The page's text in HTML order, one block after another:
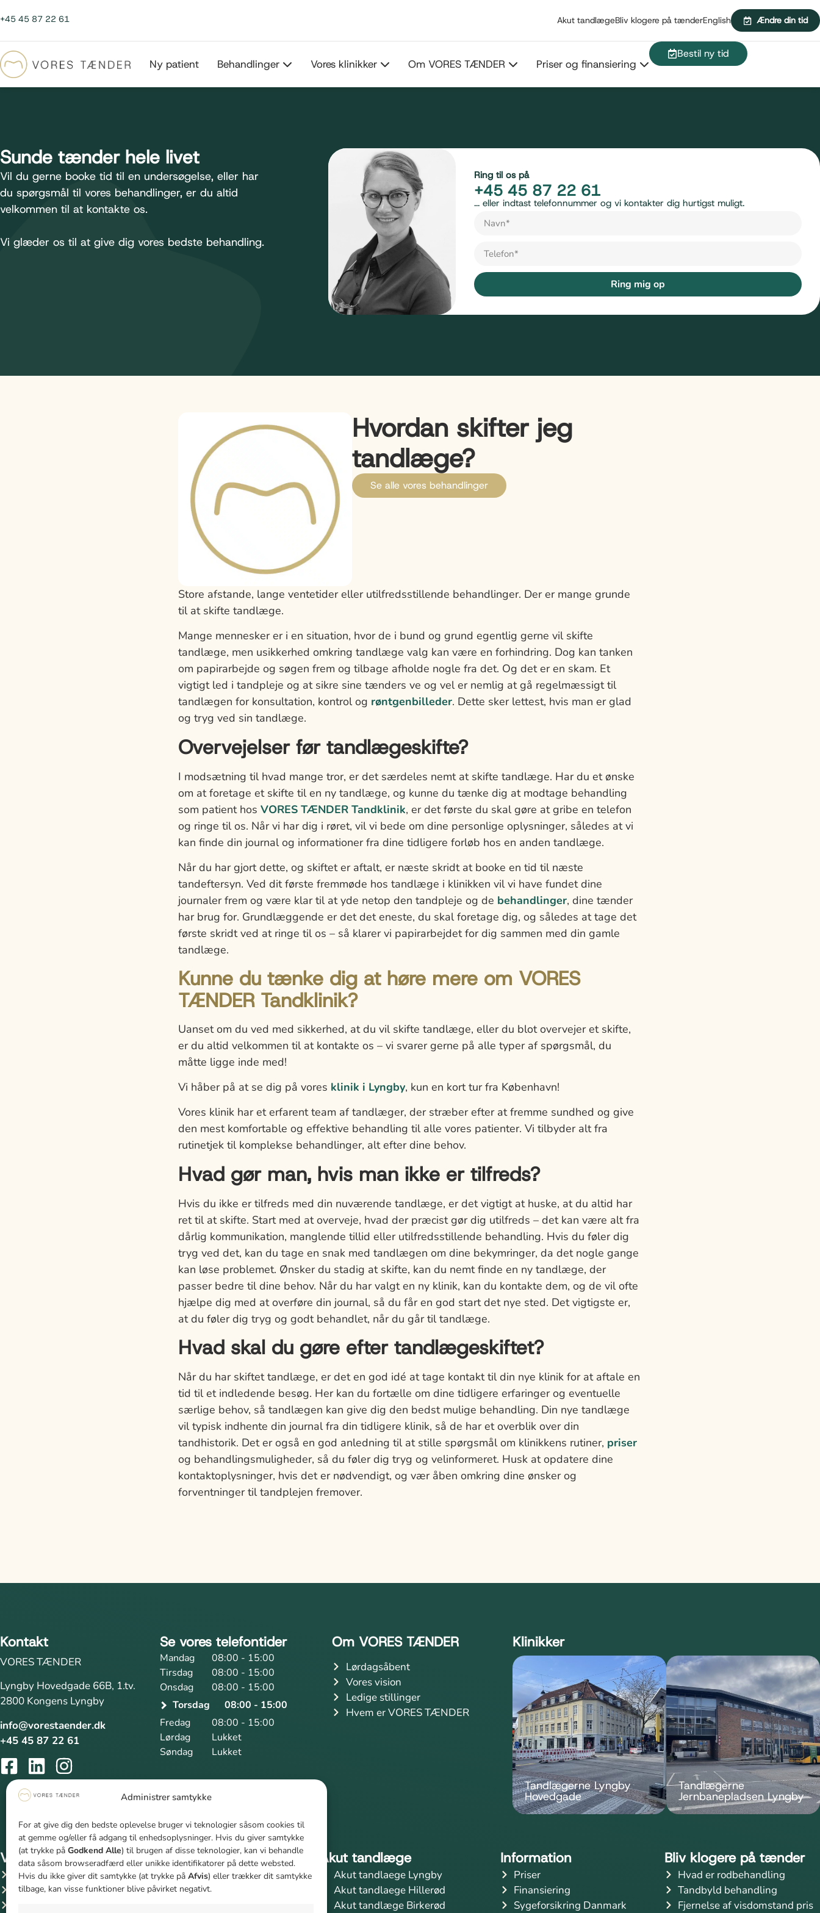
Administrer samtykke
For at give dig den bedste oplevelse bruger vi teknologier såsom cookies til
at gemme og/eller få adgang til enhedsoplysninger. Hvis du giver samtykke
(at trykke på Godkend Alle) til brugen af disse teknologier, kan vi behandle
data såsom browseradfærd eller unikke identifikatorer på dette websted.
Hvis du ikke giver dit samtykke (at trykke på Afvis) eller trækker dit samtykke
tilbage, kan visse funktioner blive påvirket negativt.
+45 45 87 22 61 Akut tandlægeBliv klogere på tænderEnglish Ændre din tid
Ny patient Behandlinger Vores klinikker Om VORES TÆNDER Priser og finansiering
Bestil ny tid
Sunde tænder hele livet
Vil du gerne booke tid til en undersøgelse, eller har
du spørgsmål til vores behandlinger, er du altid
velkommen til at kontakte os.
Vi glæder os til at give dig vores bedste behandling.
Ring til os på
+45 45 87 22 61
... eller indtast telefonnummer og vi kontakter dig hurtigst muligt.
Ring mig op
Hvordan skifter jeg
tandlæge?
Se alle vores behandlinger
Store afstande, lange ventetider eller utilfredsstillende behandlinger. Der er mange grunde
til at skifte tandlæge.
Mange mennesker er i en situation, hvor de i bund og grund egentlig gerne vil skifte
tandlæge, men usikkerhed omkring tandlæge valg kan være en forhindring. Dog kan tanken
om papirarbejde og søgen frem og tilbage afholde nogle fra det. Og det er en skam. Et
vigtigt led i tandpleje og at sikre sine tænders ve og vel er nemlig at gå regelmæssigt til
tandlægen for konsultation, kontrol og røntgenbilleder. Dette sker lettest, hvis man er glad
og tryg ved sin tandlæge.
Overvejelser før tandlægeskifte?
I modsætning til hvad mange tror, er det særdeles nemt at skifte tandlæge. Har du et ønske
om at foretage et skifte til en ny tandlæge, og kunne du tænke dig at modtage behandling
som patient hos VORES TÆNDER Tandklinik, er det første du skal gøre at gribe en telefon
og ringe til os. Når vi har dig i røret, vil vi bede om dine personlige oplysninger, således at vi
kan finde din journal og informationer fra dine tidligere forløb hos en anden tandlæge.
Når du har gjort dette, og skiftet er aftalt, er næste skridt at booke en tid til næste
tandeftersyn. Ved dit første fremmøde hos tandlæge i klinikken vil vi have fundet dine
journaler frem og være klar til at yde netop den tandpleje og de behandlinger, dine tænder
har brug for. Grundlæggende er det det eneste, du skal foretage dig, og således at tage det
første skridt ved at ringe til os – så klarer vi papirarbejdet for dig sammen med din gamle
tandlæge.
Kunne du tænke dig at høre mere om VORES
TÆNDER Tandklinik?
Uanset om du ved med sikkerhed, at du vil skifte tandlæge, eller du blot overvejer et skifte,
er du altid velkommen til at kontakte os – vi svarer gerne på alle typer af spørgsmål, du
måtte ligge inde med!
Vi håber på at se dig på vores klinik i Lyngby, kun en kort tur fra København!
Vores klinik har et erfarent team af tandlæger, der stræber efter at fremme sundhed og give
den mest komfortable og effektive behandling til alle vores patienter. Vi tilbyder alt fra
rutinetjek til komplekse behandlinger, alt efter dine behov.
Hvad gør man, hvis man ikke er tilfreds?
Hvis du ikke er tilfreds med din nuværende tandlæge, er det vigtigt at huske, at du altid har
ret til at skifte. Start med at overveje, hvad der præcist gør dig utilfreds – det kan være alt fra
dårlig kommunikation, manglende tillid eller utilfredsstillende behandling. Hvis du føler dig
tryg ved det, kan du tage en snak med tandlægen om dine bekymringer, da det nogle gange
kan løse problemet. Ønsker du stadig at skifte, kan du nemt finde en ny tandlæge, der
passer bedre til dine behov. Når du har valgt en ny klinik, kan du kontakte dem, og de vil ofte
hjælpe dig med at overføre din journal, så du får en god start det nye sted. Det vigtigste er,
at du føler dig tryg og godt behandlet, når du går til tandlæge.
Hvad skal du gøre efter tandlægeskiftet?
Når du har skiftet tandlæge, er det en god idé at tage kontakt til din nye klinik for at aftale en
tid til et indledende besøg. Her kan du fortælle om dine tidligere erfaringer og eventuelle
særlige behov, så tandlægen kan give dig den bedst mulige behandling. Din nye tandlæge
vil typisk indhente din journal fra din tidligere klinik, så de har et overblik over din
tandhistorik. Det er også en god anledning til at stille spørgsmål om klinikkens rutiner, priser
og behandlingsmuligheder, så du føler dig tryg og velinformeret. Husk at opdatere dine
kontaktoplysninger, hvis det er nødvendigt, og vær åben omkring dine ønsker og
forventninger til tandplejen fremover.
Kontakt
VORES TÆNDER
Lyngby Hovedgade 66B, 1.tv.
2800 Kongens Lyngby
info@vorestaender.dk
+45 45 87 22 61
Se vores telefontider
Mandag
08:00 - 15:00
Tirsdag
08:00 - 15:00
Onsdag
08:00 - 15:00
Torsdag
08:00 - 15:00
Fredag
08:00 - 15:00
Lørdag
Lukket
Søndag
Lukket
Om VORES TÆNDER
Lørdagsåbent
Vores vision
Ledige stillinger
Hvem er VORES TÆNDER
Klinikker
Tandlægerne Lyngby
Hovedgade
Tandlægerne
Jernbanepladsen Lyngby
Vores nærområde
Tandlæge Søborg
Tandlæge Virum
Behandlinger
Paradentose
Tandeftersyn
Akut tandlæge
Akut tandlaege Lyngby
Akut tandlaege Hillerød
Akut tandlæge Birkerød
Information
Priser
Finansiering
Sygeforsikring Danmark
Bliv klogere på tænder
Hvad er rodbehandling
Tandbyld behandling
Fjernelse af visdomstand pris